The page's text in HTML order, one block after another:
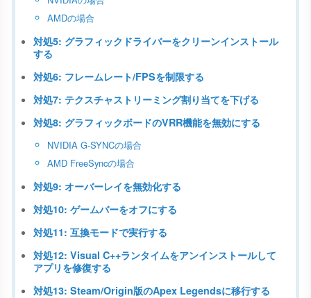
AMDの場合
対処5: グラフィックドライバーをクリーンインストール
する
対処6: フレームレート/FPSを制限する
対処7: テクスチャストリーミング割り当てを下げる
対処8: グラフィックボードのVRR機能を無効にする
NVIDIA G-SYNCの場合
AMD FreeSyncの場合
対処9: オーバーレイを無効化する
対処10: ゲームバーをオフにする
対処11: 互換モードで実行する
対処12: Visual C++ランタイムをアンインストールして
アプリを修復する
対処13: Steam/Origin版のApex Legendsに移行する